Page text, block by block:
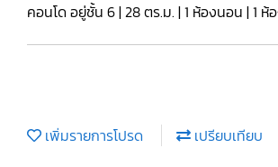
คอนโด อยู่ชั้น 6 | 28 ตร.ม. | 1 ห้องนอน | 1 ห้
เพิ่มรายการโปรด
เปรียบเทียบ